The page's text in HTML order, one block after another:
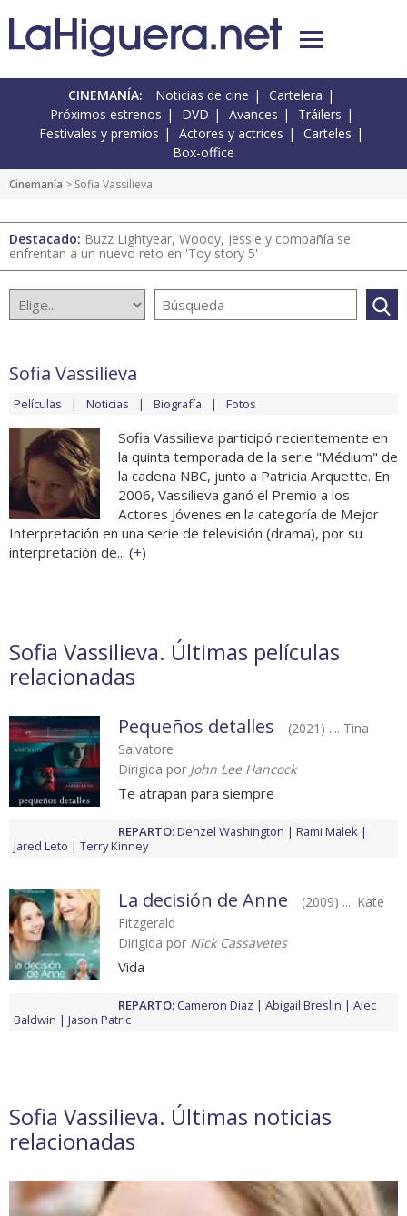
CINEMANÍA: Noticias de cine
Cartelera
Próximos estrenos
DVD Avances
Tráilers
Festivales y premios
Actores y actrices
Carteles
Box-office
Cinemanía > Sofia Vassilieva
Destacado: Buzz Lightyear, Woody, Jessie y compañía se
enfrentan a un nuevo reto en 'Toy story 5'
Sofia Vassilieva
Películas Noticias Biografía Fotos
Sofia Vassilieva participó recientemente en
la quinta temporada de la serie "Médium" de
la cadena NBC, junto a Patricia Arquette. En
2006, Vassilieva ganó el Premio a los
Actores Jóvenes en la categoría de Mejor
Interpretación en una serie de televisión (drama), por su
interpretación de... (+)
Sofia Vassilieva. Últimas películas
relacionadas
Pequeños detalles
(2021) .... Tina
Salvatore
Dirigida por John Lee Hancock
Te atrapan para siempre
REPARTO: Denzel Washington
Rami Malek
Jared Leto
Terry Kinney
La decisión de Anne
(2009) .... Kate
Fitzgerald
Dirigida por Nick Cassavetes
Vida
REPARTO: Cameron Diaz Abigail Breslin
Alec
Baldwin
Jason Patric
Sofia Vassilieva. Últimas noticias
relacionadas